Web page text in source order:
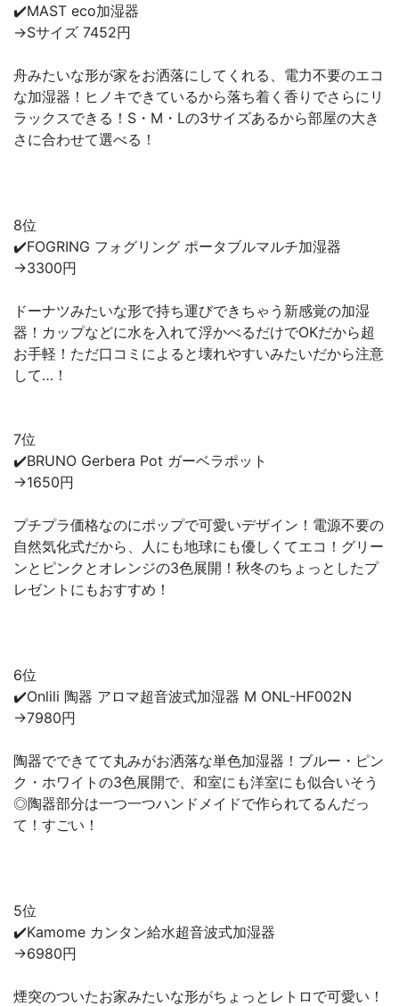
✔️MAST eco加湿器
→Sサイズ 7452円
舟みたいな形が家をお洒落にしてくれる、電力不要のエコ
な加湿器！ヒノキできているから落ち着く香りでさらにリ
ラックスできる！S・M・Lの3サイズあるから部屋の大き
さに合わせて選べる！
8位
✔️FOGRING フォグリング ポータブルマルチ加湿器
→3300円
ドーナツみたいな形で持ち運びできちゃう新感覚の加湿
器！カップなどに水を入れて浮かべるだけでOKだから超
お手軽！ただ口コミによると壊れやすいみたいだから注意
して…！
7位
✔️BRUNO Gerbera Pot ガーベラポット
→1650円
プチプラ価格なのにポップで可愛いデザイン！電源不要の
自然気化式だから、人にも地球にも優しくてエコ！グリー
ンとピンクとオレンジの3色展開！秋冬のちょっとしたプ
レゼントにもおすすめ！
6位
✔️Onlili 陶器 アロマ超音波式加湿器 M ONL-HF002N
→7980円
陶器でできてて丸みがお洒落な単色加湿器！ブルー・ピン
ク・ホワイトの3色展開で、和室にも洋室にも似合いそう
◎陶器部分は一つ一つハンドメイドで作られてるんだっ
て！すごい！
5位
✔️Kamome カンタン給水超音波式加湿器
→6980円
煙突のついたお家みたいな形がちょっとレトロで可愛い！